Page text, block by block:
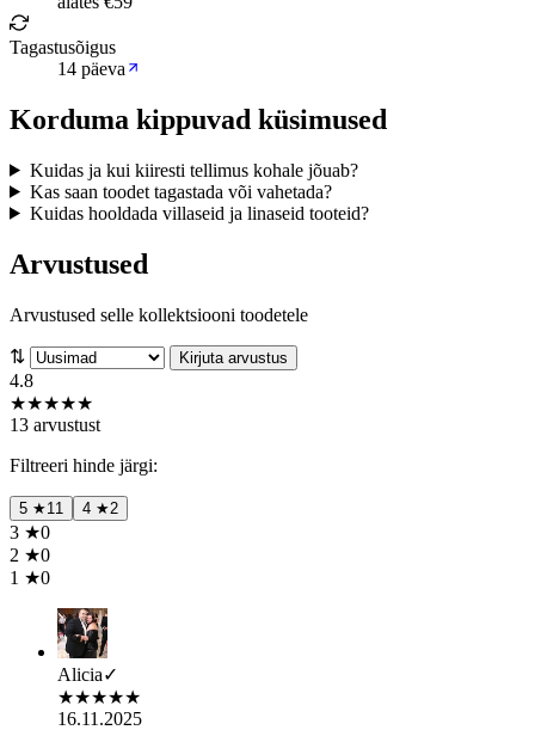
Tagastusõigus
14 päeva
Korduma kippuvad küsimused
Kuidas ja kui kiiresti tellimus kohale jõuab?
Kas saan toodet tagastada või vahetada?
Kuidas hooldada villaseid ja linaseid tooteid?
Arvustused
Arvustused selle kollektsiooni toodetele
⇅ Kirjuta arvustus
4.8
★★★★★
13 arvustust
Filtreeri hinde järgi:
5 ★11 4 ★2
3 ★0
2 ★0
1 ★0
Alicia✓
★★★★★
16.11.2025